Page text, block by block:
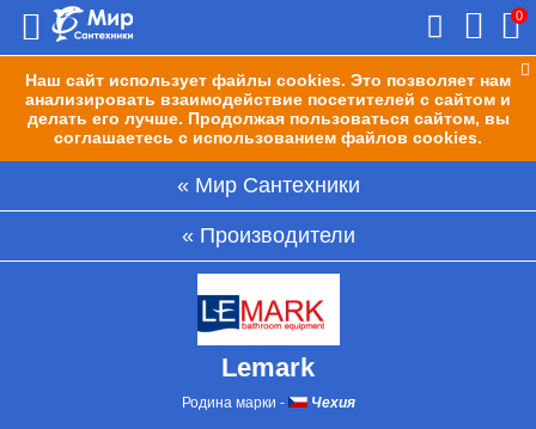
Наш сайт использует файлы cookies. Это позволяет нам
анализировать взаимодействие посетителей с сайтом и
делать его лучше. Продолжая пользоваться сайтом, вы
соглашаетесь с использованием файлов cookies.
0
Мир Сантехники
Производители
Lemark
Родина марки - Чехия